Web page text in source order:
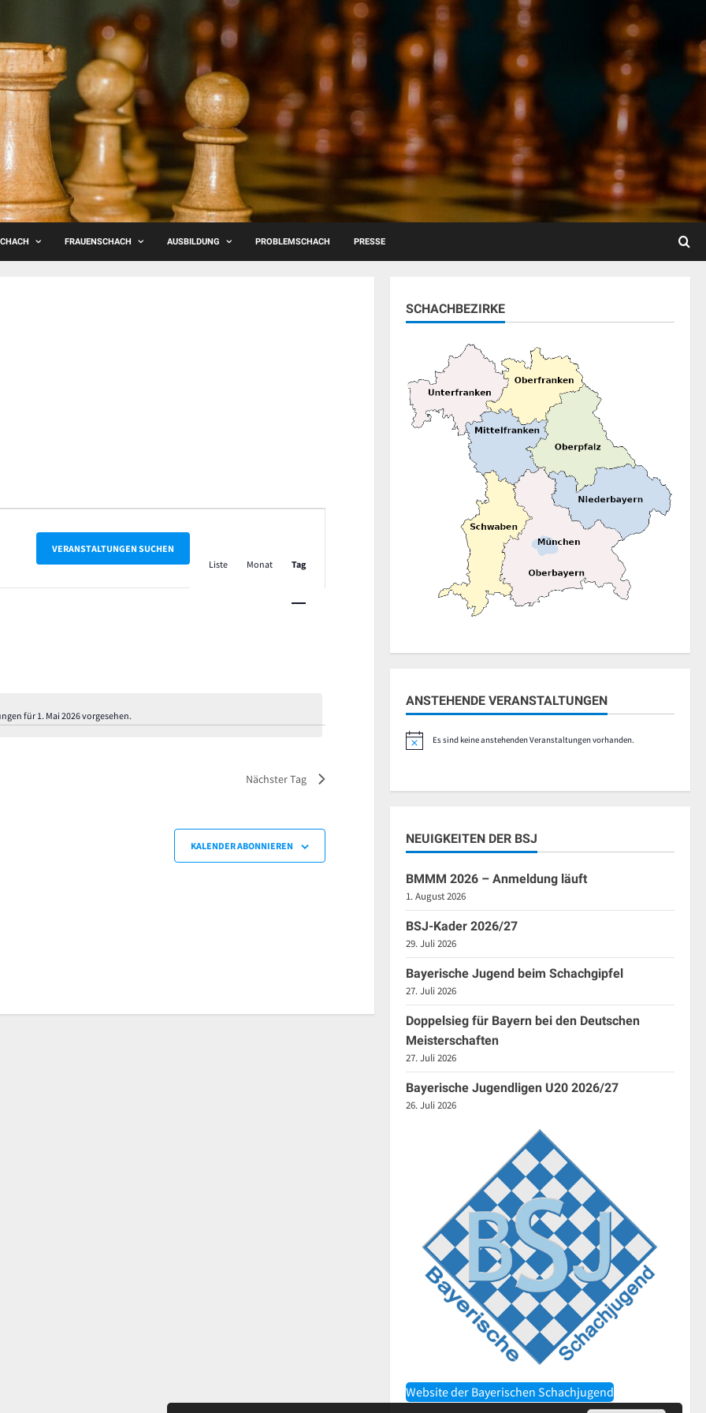
FRAUENSCHACH AUSBILDUNG PROBLEMSCHACH PRESSE
Hinweis
für 1. Mai 2026 vorgesehen.
VERANSTALTUNGEN SUCHEN
Navigation
Liste Monat Tag
Nächster Tag
KALENDER ABONNIEREN
SCHACHBEZIRKE
ANSTEHENDE VERANSTALTUNGEN
HinweisEs sind keine anstehenden Veranstaltungen vorhanden.
NEUIGKEITEN DER BSJ
BMMM 2026 – Anmeldung läuft
1. August 2026
BSJ-Kader 2026/27
29. Juli 2026
Bayerische Jugend beim Schachgipfel
27. Juli 2026
Doppelsieg für Bayern bei den Deutschen
Meisterschaften
27. Juli 2026
Bayerische Jugendligen U20 2026/27
26. Juli 2026
Website der Bayerischen Schachjugend